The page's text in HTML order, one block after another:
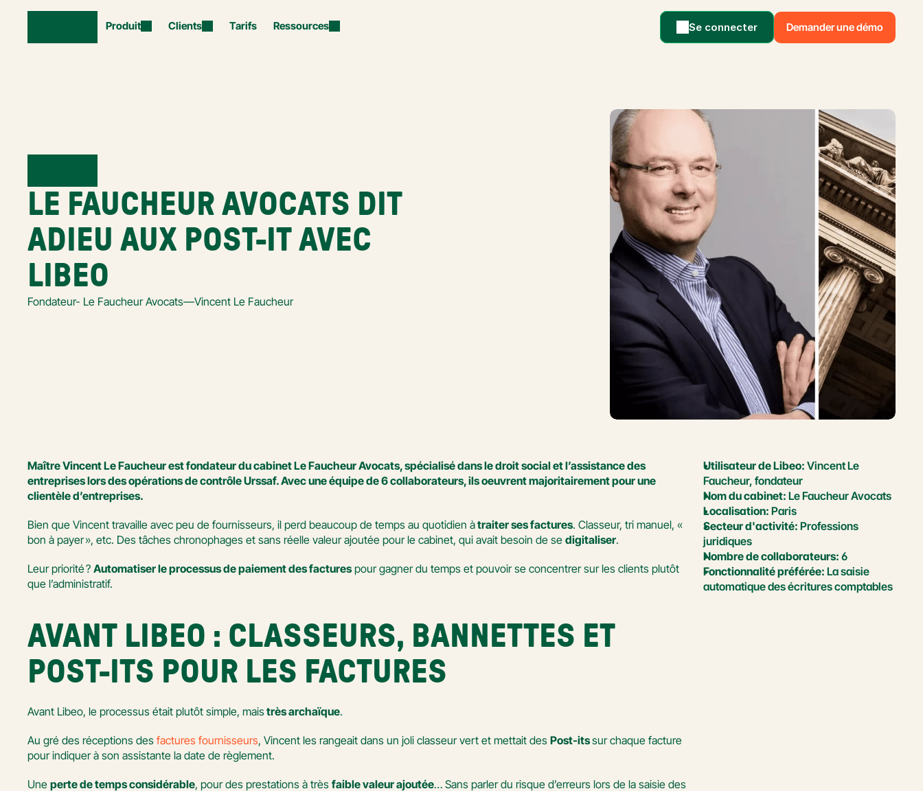
Produit Clients Tarifs Ressources Se connecter Demander une démo
LE FAUCHEUR AVOCATS DIT
ADIEU AUX POST-IT AVEC
LIBEO
Fondateur- Le Faucheur Avocats—Vincent Le Faucheur
Maître Vincent Le Faucheur est fondateur du cabinet Le Faucheur Avocats, spécialisé dans le droit social et l’assistance des
entreprises lors des opérations de contrôle Urssaf. Avec une équipe de 6 collaborateurs, ils oeuvrent majoritairement pour une
clientèle d’entreprises.
Bien que Vincent travaille avec peu de fournisseurs, il perd beaucoup de temps au quotidien à traiter ses factures. Classeur, tri manuel, «
bon à payer », etc. Des tâches chronophages et sans réelle valeur ajoutée pour le cabinet, qui avait besoin de se digitaliser.
Leur priorité ? Automatiser le processus de paiement des factures pour gagner du temps et pouvoir se concentrer sur les clients plutôt
que l’administratif.
AVANT LIBEO : CLASSEURS, BANNETTES ET
POST-ITS POUR LES FACTURES
Avant Libeo, le processus était plutôt simple, mais très archaïque.
Au gré des réceptions des factures fournisseurs, Vincent les rangeait dans un joli classeur vert et mettait des Post-its sur chaque facture
pour indiquer à son assistante la date de règlement.
Une perte de temps considérable, pour des prestations à très faible valeur ajoutée… Sans parler du risque d’erreurs lors de la saisie des
Utilisateur de Libeo: Vincent Le
Faucheur, fondateur
Nom du cabinet: Le Faucheur Avocats
Localisation: Paris
Secteur d'activité: Professions
juridiques
Nombre de collaborateurs: 6
Fonctionnalité préférée: La saisie
automatique des écritures comptables